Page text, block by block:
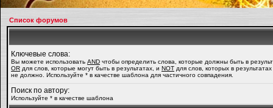
Список форумов
Ключевые слова:
Вы можете использовать AND чтобы определить слова, которые должны быть в
OR для слов, которые могут быть в результатах, и NOT для слов, которых в
не должно. Используйте * в качестве шаблона для частичного совпадения.
Поиск по автору:
Используйте * в качестве шаблона